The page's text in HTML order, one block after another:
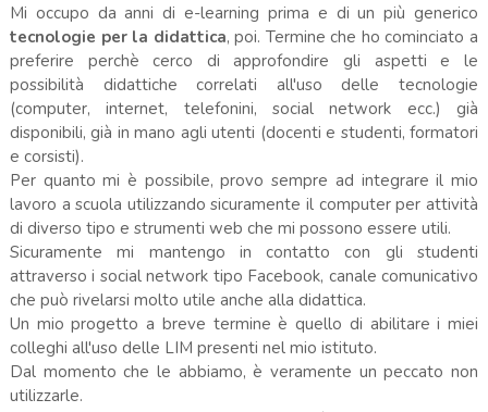
Mi occupo da anni di e-learning prima e di un più generico
tecnologie per la didattica, poi. Termine che ho cominciato a
preferire perchè cerco di approfondire gli aspetti e le
possibilità didattiche correlati all'uso delle tecnologie
(computer, internet, telefonini, social network ecc.) già
disponibili, già in mano agli utenti (docenti e studenti, formatori
e corsisti).
Per quanto mi è possibile, provo sempre ad integrare il mio
lavoro a scuola utilizzando sicuramente il computer per attività
di diverso tipo e strumenti web che mi possono essere utili.
Sicuramente mi mantengo in contatto con gli studenti
attraverso i social network tipo Facebook, canale comunicativo
che può rivelarsi molto utile anche alla didattica.
Un mio progetto a breve termine è quello di abilitare i miei
colleghi all'uso delle LIM presenti nel mio istituto.
Dal momento che le abbiamo, è veramente un peccato non
utilizzarle.